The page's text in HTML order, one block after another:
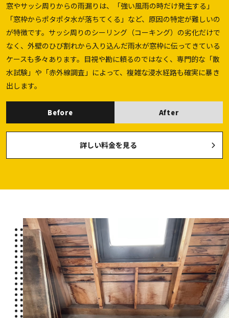
窓やサッシ周りからの雨漏りは、「強い風雨の時だけ発生する」
「窓枠からポタポタ水が落ちてくる」など、原因の特定が難しいの
が特徴です。サッシ周りのシーリング（コーキング）の劣化だけで
なく、外壁のひび割れから入り込んだ雨水が窓枠に伝ってきている
ケースも多々あります。目視や勘に頼るのではなく、専門的な「散
水試験」や「赤外線調査」によって、複雑な浸水経路も確実に暴き
出します。
Before After
詳しい料金を見る